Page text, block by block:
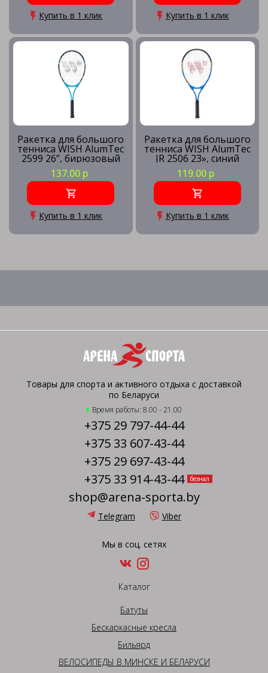
Купить в 1 клик Купить в 1 клик
Ракетка для большого
тенниса WISH AlumTec
2599 26’’, бирюзовый
137.00 р
Купить в 1 клик
Ракетка для большого
тенниса WISH AlumTec
JR 2506 23», синий
119.00 р
Купить в 1 клик
Товары для спорта и активного отдыха с доставкой
по Беларуси
Время работы: 8.00 - 21.00
+375 29 797-44-44
+375 33 607-43-44
+375 29 697-43-44
+375 33 914-43-44
безнал
shop@arena-sporta.by
Telegram Viber
Мы в соц. сетях
Каталог
Батуты
Бескаркасные кресла
Бильярд
ВЕЛОСИПЕДЫ В МИНСКЕ И БЕЛАРУСИ